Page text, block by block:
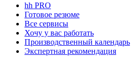
hh PRO
Готовое резюме
Все сервисы
Хочу у вас работать
Производственный календарь
Экспертная рекомендация